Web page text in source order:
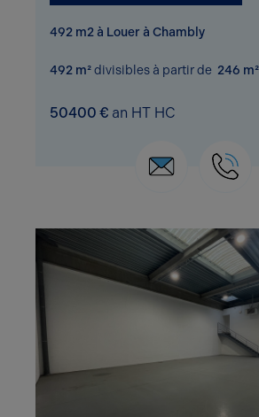
492 m2 à Louer à Chambly
492 m²divisibles à partir de 246 m²
50400 € an HT HC